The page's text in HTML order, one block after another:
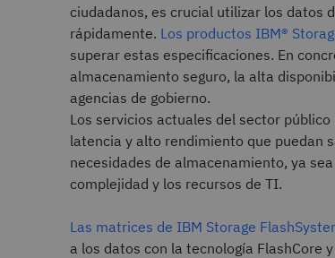
ciudadanos, es crucial utilizar los datos
rápidamente. Los productos IBM®
superar estas especificaciones. En
almacenamiento seguro, la alta
agencias de gobierno.
Los servicios actuales del sector
latencia y alto rendimiento que puedan
necesidades de almacenamiento, ya
complejidad y los recursos de TI.
Las matrices de IBM Storage
a los datos con la tecnología FlashCore